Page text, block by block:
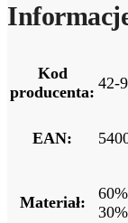
Kod
producenta: 42-
EAN:
Materiał: